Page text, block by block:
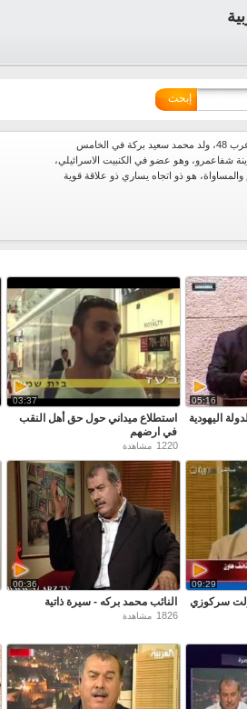
إبحث
محمد بركة هو سياسي فلسطيني من عرب 48، ولد محمد سعيد بركة في الخامس
تموز/ يوليو 1955 في مدينة شفاعمرو، وهو عضو في الكنبيت الاسرائيلي،
هو ذو اتجاه يساري ذو علاقة قوية
05:16
اليهودية
03:37
استطلاع ميداني حول حق أهل النقب
في ارضهم
1220 مشاهدة
09:29
سركوزي
00:36
النائب محمد بركه - سيرة ذاتية
1826 مشاهدة